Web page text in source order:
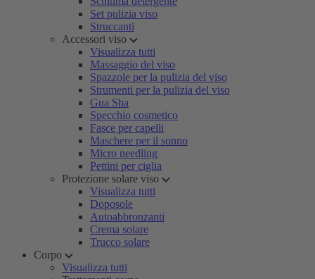
Set pulizia viso
Struccanti
Accessori viso
Visualizza tutti
Massaggio del viso
Spazzole per la pulizia del viso
Strumenti per la pulizia del viso
Gua Sha
Specchio cosmetico
Fasce per capelli
Maschere per il sonno
Micro needling
Pettini per ciglia
Protezione solare viso
Visualizza tutti
Doposole
Autoabbronzanti
Crema solare
Trucco solare
Corpo
Visualizza tutti